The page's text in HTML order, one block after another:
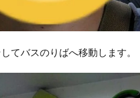
てバスのりばへ移動します。